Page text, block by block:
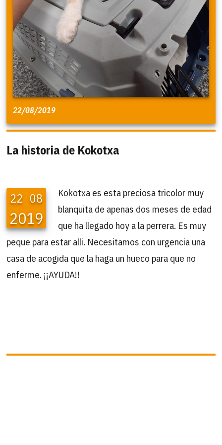
22/08/2019
La historia de Kokotxa
22 08
2019
Kokotxa es esta preciosa tricolor muy
blanquita de apenas dos meses de edad
que ha llegado hoy a la perrera. Es muy
peque para estar alli. Necesitamos con urgencia una
casa de acogida que la haga un hueco para que no
enferme. ¡¡AYUDA!!